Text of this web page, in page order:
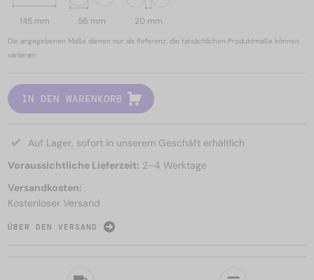
145 mm 56 mm 20 mm
Die angegebenen Maße dienen nur als Referenz; die tatsächlichen Produktmaße können
variieren.
IN DEN WARENKORB
Auf Lager, sofort in unserem Geschäft erhältlich
Voraussichtliche Lieferzeit: 2–4 Werktage
Versandkosten:
Kostenloser Versand
ÜBER DEN VERSAND